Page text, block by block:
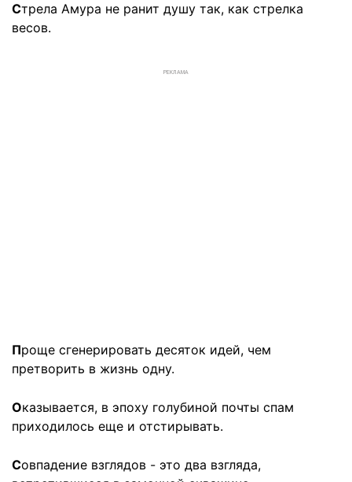
Стрела Амура не ранит душу так, как стрелка
весов.
РЕКЛАМА
Проще сгенерировать десяток идей, чем
претворить в жизнь одну.
Оказывается, в эпоху голубиной почты спам
приходилось еще и отстирывать.
Совпадение взглядов - это два взгляда,